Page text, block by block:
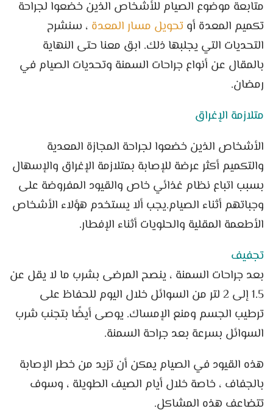
متابعة موضوع الصيام للأشخاص الذين خضعوا لجراحة
تكميم المعدة أو تحويل مسار المعدة ، سنشرح
التحديات التي يجلبها ذلك. ابق معنا حتى النهاية
بالمقال عن أنواع جراحات السمنة وتحديات الصيام في
رمضان.
متلازمة الإغراق
الأشخاص الذين خضعوا لجراحة المجازة المعدية
والتكميم أكثر عرضة للإصابة بمتلازمة الإغراق والإسهال
بسبب اتباع نظام غذائي خاص والقيود المفروضة على
وجباتهم أثناء الصيام.يجب ألا يستخدم هؤلاء الأشخاص
الأطعمة المقلية والحلويات أثناء الإفطار.
تجفيف
بعد جراحات السمنة ، ينصح المرضى بشرب ما لا يقل عن
1.5 إلى 2 لتر من السوائل خلال اليوم للحفاظ على
ترطيب الجسم ومنع الإمساك. يوصى أيضًا بتجنب شرب
السوائل بسرعة بعد جراحة السمنة.
هذه القيود في الصيام يمكن أن تزيد من خطر الإصابة
بالجفاف ، خاصة خلال أيام الصيف الطويلة ، وسوف
تتضاعف هذه المشاكل.